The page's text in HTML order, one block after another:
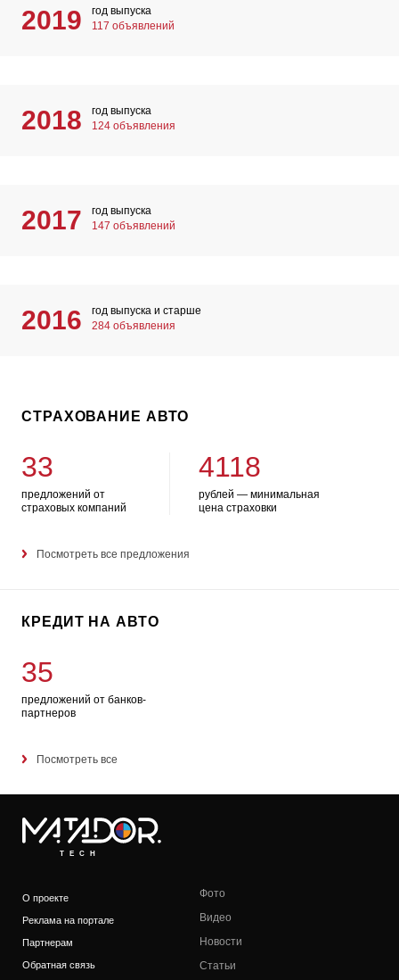
2019
год выпуска
117 объявлений
2018
год выпуска
124 объявления
2017
год выпуска
147 объявлений
2016
год выпуска и старше
284 объявления
СТРАХОВАНИЕ АВТО
33
предложений от
страховых компаний
4118
рублей — минимальная
цена страховки
Посмотреть все предложения
КРЕДИТ НА АВТО
35
предложений от банков-
партнеров
Посмотреть все
TECH
О проекте
Реклама на портале
Партнерам
Обратная связь
Фото
Видео
Новости
Статьи